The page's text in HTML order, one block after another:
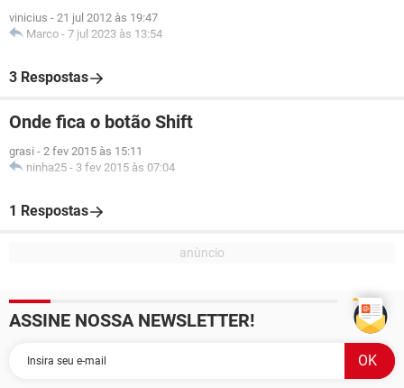
vinicius - 21 jul 2012 às 19:47
Marco - 7 jul 2023 às 13:54
3 Respostas
Onde fica o botão Shift
grasi - 2 fev 2015 às 15:11
ninha25 - 3 fev 2015 às 07:04
1 Respostas
ASSINE NOSSA NEWSLETTER!